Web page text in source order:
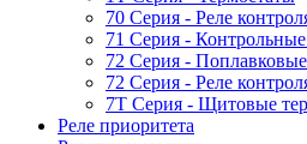
70 Серия - Реле
71 Серия -
72 Серия -
72 Серия - Реле
7T Серия - Щитовые
Реле приоритета